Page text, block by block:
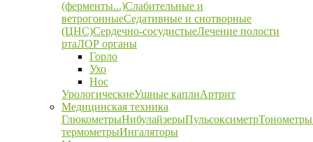
(ферменты...)Слабительные и
ветрогонныеСедативные и снотворные
(ЦНС)Сердечно-сосудистыеЛечение полости
ртаЛОР органы
Горло
Ухо
Нос
УрологическиеУшные каплиАртрит
Медицинская техника
ГлюкометрыНибулайзерыПульсоксиметрТонометры
термометрыИнгаляторы